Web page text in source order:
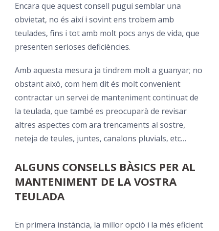
Encara que aquest consell pugui semblar una
obvietat, no és així i sovint ens trobem amb
teulades, fins i tot amb molt pocs anys de vida, que
presenten serioses deficiències.
Amb aquesta mesura ja tindrem molt a guanyar; no
obstant això, com hem dit és molt convenient
contractar un servei de manteniment continuat de
la teulada, que també es preocuparà de revisar
altres aspectes com ara trencaments al sostre,
neteja de teules, juntes, canalons pluvials, etc…
ALGUNS CONSELLS BÀSICS PER AL
MANTENIMENT DE LA VOSTRA
TEULADA
En primera instància, la millor opció i la més eficient